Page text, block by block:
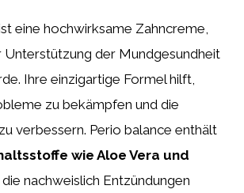
eine hochwirksame Zahncreme,
Unterstützung der Mundgesundheit
Ihre einzigartige Formel hilft,
zu bekämpfen und die
verbessern. Perio balance enthält
wie Aloe Vera und
, die nachweislich Entzündungen